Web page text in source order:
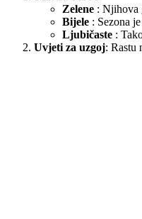
Zelene : Njihova
Bijele : Sezona
Ljubičaste :
Uvjeti za uzgoj: Rastu